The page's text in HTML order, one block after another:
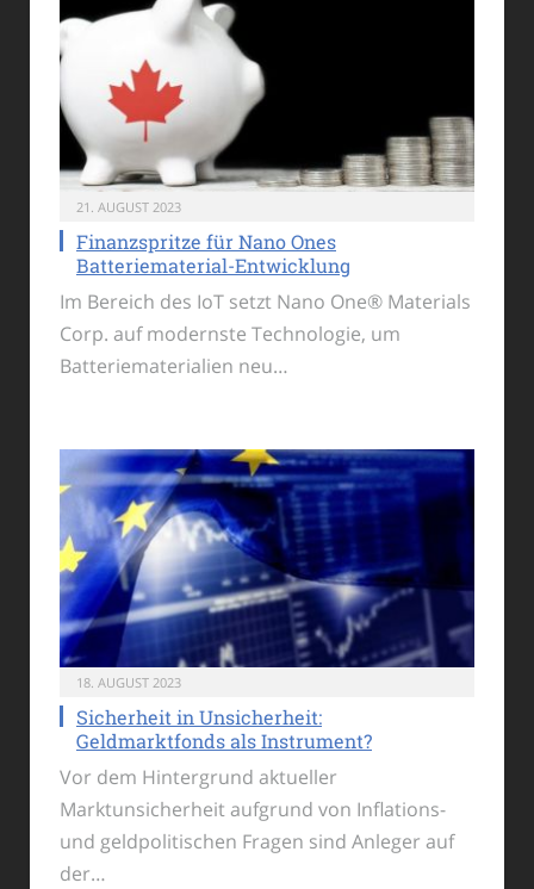
21. AUGUST 2023
Finanzspritze für Nano Ones
Batteriematerial-Entwicklung
Im Bereich des IoT setzt Nano One® Materials
Corp. auf modernste Technologie, um
Batteriematerialien neu…
18. AUGUST 2023
Sicherheit in Unsicherheit:
Geldmarktfonds als Instrument?
Vor dem Hintergrund aktueller
Marktunsicherheit aufgrund von Inflations-
und geldpolitischen Fragen sind Anleger auf
der…